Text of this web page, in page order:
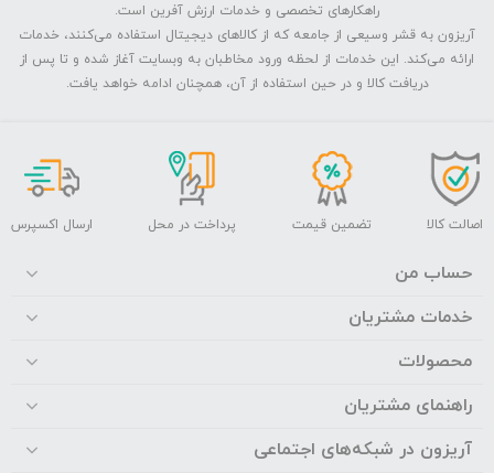
راهکارهای تخصصی و خدمات ارزش آفرین است.
آریزون به قشر وسیعی از جامعه که از کالاهای دیجیتال استفاده می‌کنند، خدمات
ارائه می‌کند. این خدمات از لحظه ورود مخاطبان به وبسایت آغاز شده و تا پس از
دریافت کالا و در حین استفاده از آن، همچنان ادامه خواهد یافت.
اصالت کالا تضمین قیمت پرداخت در محل ارسال اکسپرس
حساب من
خدمات مشتریان
محصولات
راهنمای مشتریان
آریزون در شبکه‌های اجتماعی